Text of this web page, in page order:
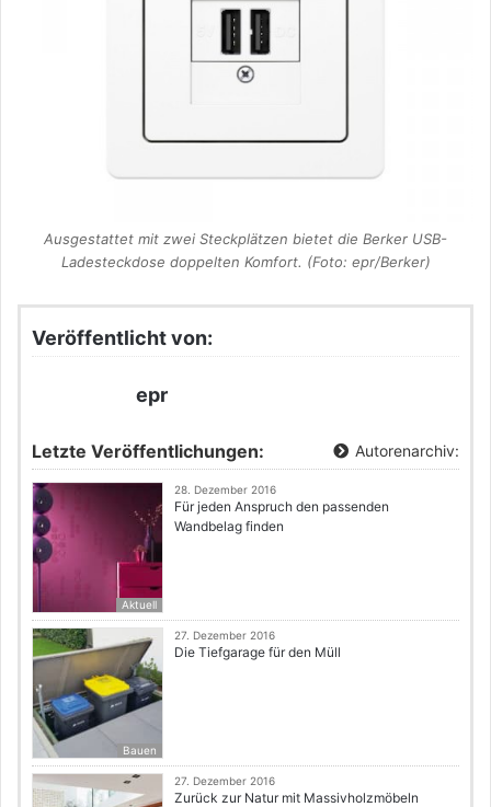
Ausgestattet mit zwei Steckplätzen bietet die Berker USB-
Ladesteckdose doppelten Komfort. (Foto: epr/Berker)
Veröffentlicht von:
epr
Letzte Veröffentlichungen: Autorenarchiv:
Aktuell
28. Dezember 2016
Für jeden Anspruch den passenden
Wandbelag finden
Bauen
27. Dezember 2016
Die Tiefgarage für den Müll
27. Dezember 2016
Zurück zur Natur mit Massivholzmöbeln